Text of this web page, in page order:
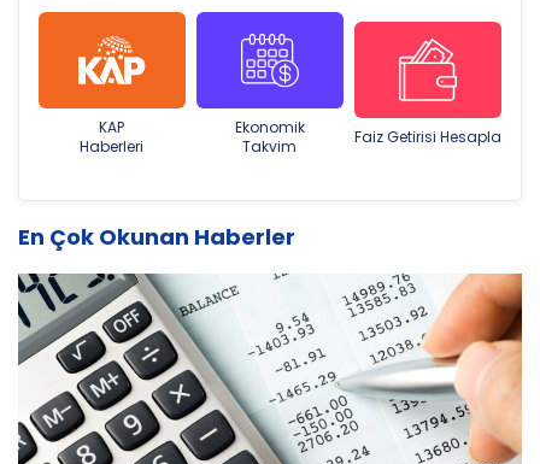
KAP
Haberleri
Ekonomik
Takvim
Faiz Getirisi Hesapla
En Çok Okunan Haberler